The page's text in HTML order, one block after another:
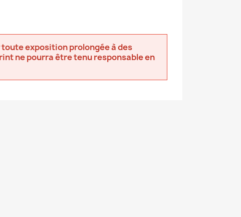
exposition prolongée à des
ne pourra être tenu responsable en